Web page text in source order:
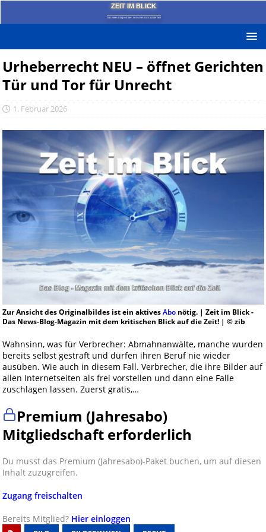
ZEIT IM BLICK
Das News-Blog mit dem kritischen Blick auf die Zeit!
Urheberrecht NEU – öffnet Gerichten
Tür und Tor für Unrecht
1. Februar 2026
Zur Ansicht des Originalbildes ist ein aktivesAbonötig. | Zeit im Blick -
Das News-Blog-Magazin mit dem kritischen Blick auf die Zeit! | © zib
Wahnsinn, was für Verbrecher: Abmahnanwälte, manche wurden
bereits selbst gestraft und dürfen ihren Beruf nie wieder
ausüben. Wie auch in diesem Fall. Verbrecher, die ihre Bilder auf
allen Internetseiten als frei vorstellen und dann eine Falle
zuschlagen lassen. Zuerst gratis,…
Premium (Jahresabo)
Mitgliedschaft erforderlich
Du musst das Premium (Jahresabo)-Paket buchen, um auf diesen
Inhalt zuzugreifen.
Zugang freischalten
Bereits Mitglied? Hier einloggen